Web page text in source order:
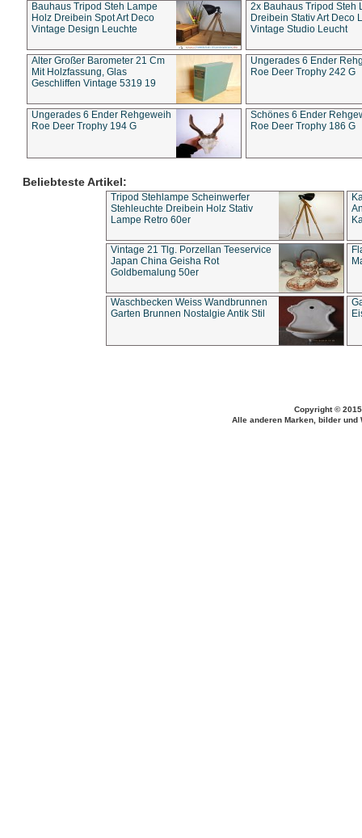
Bauhaus Tripod Steh Lampe
Holz Dreibein Spot Art Deco
Vintage Design Leuchte
2x Bauhaus Tripod Steh
Dreibein Stativ Art Deco
Vintage Studio Leucht
Alter Großer Barometer 21 Cm
Mit Holzfassung, Glas
Geschliffen Vintage 5319 19
Ungerades 6 Ender
Roe Deer Trophy 242 G
Ungerades 6 Ender Rehgeweih
Roe Deer Trophy 194 G
Schönes 6 Ender
Roe Deer Trophy 186 G
Beliebteste Artikel:
Tripod Stehlampe Scheinwerfer
Stehleuchte Dreibein Holz Stativ
Lampe Retro 60er
Vintage 21 Tlg. Porzellan Teeservice
Japan China Geisha Rot
Goldbemalung 50er
Waschbecken Weiss Wandbrunnen
Garten Brunnen Nostalgie Antik Stil
Copyright ©
Alle anderen Marken, bilder und